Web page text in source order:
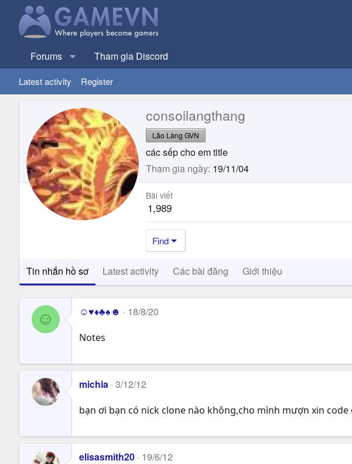
Forums Tham gia Discord
Latest activity Register
consoilangthang
Lão Làng GVN
các sếp cho em title
Tham gia ngày 19/11/04
Bài viết
1,989
Find
Tin nhắn hồ sơ Latest activity Các bài đăng Giới thiệu
☺ ☺♥♦♣♠☻ 18/8/20
Notes
michia 3/12/12
bạn ơi bạn có nick clone nào không,cho mình mượn xin
elisasmith20 19/6/12